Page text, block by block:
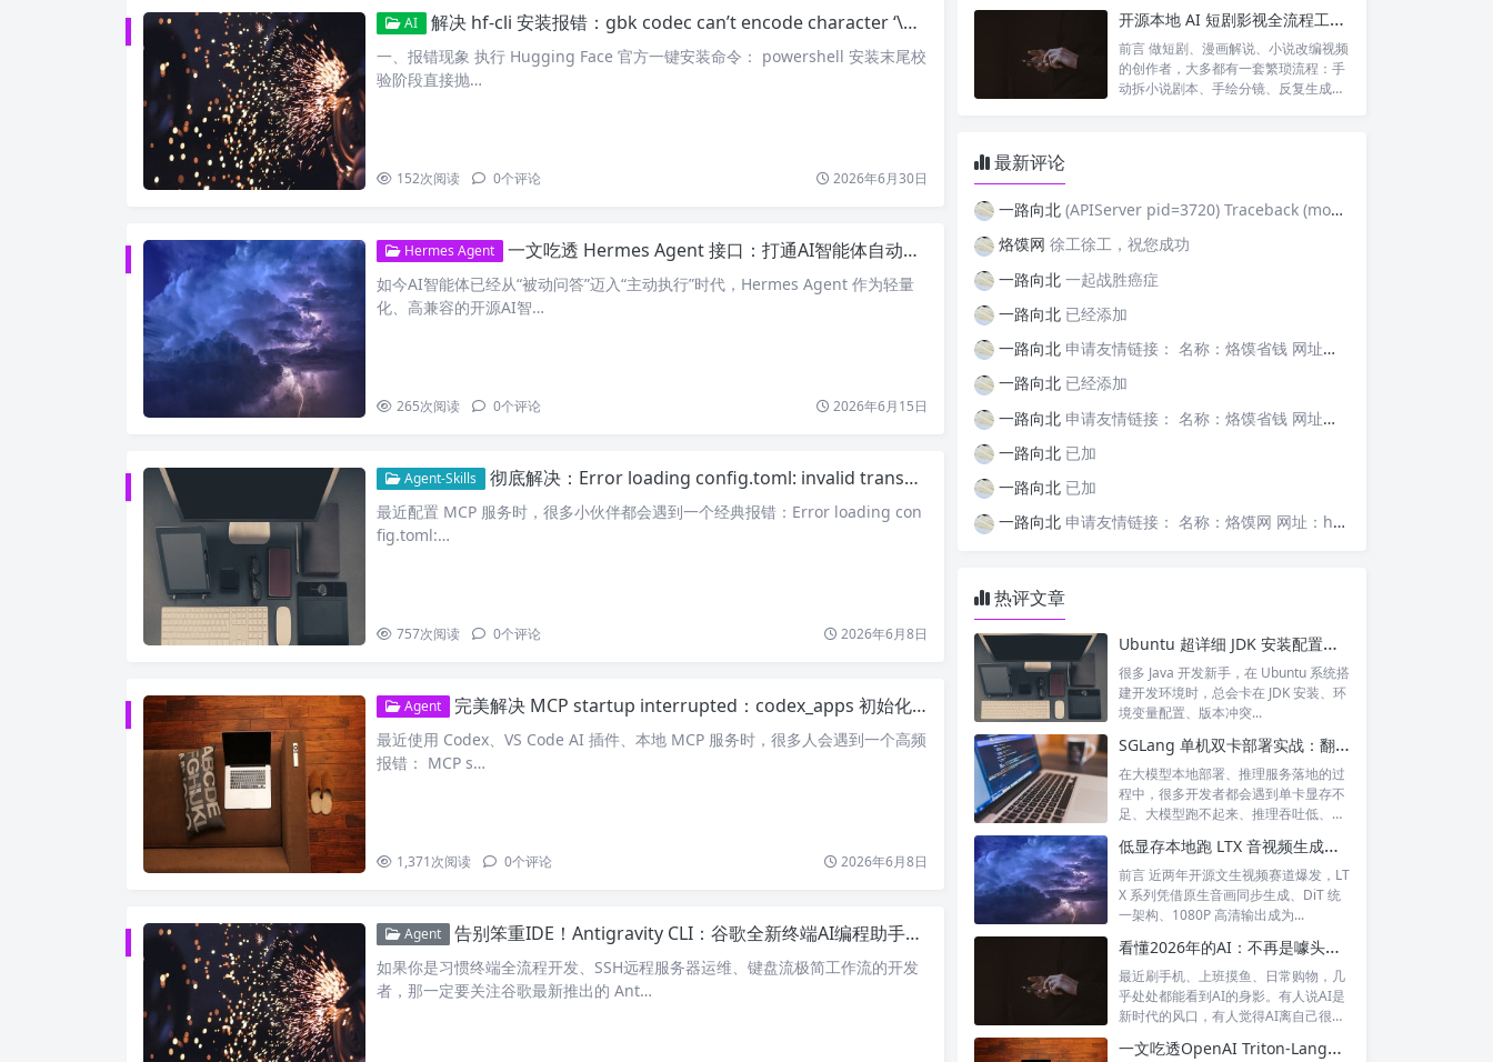
AI 解决 hf-cli 安装报错：gbk codec can’t encode character ‘\u2713’ 编码异常完整修复指南
一、报错现象 执行 Hugging Face 官方一键安装命令： powershell 安装末尾校
验阶段直接抛…
152次阅读 0个评论 2026年6月30日
Hermes Agent 一文吃透 Hermes Agent 接口：打通AI智能体自动化调用全链路
如今AI智能体已经从“被动问答”迈入“主动执行”时代，Hermes Agent 作为轻量
化、高兼容的开源AI智…
265次阅读 0个评论 2026年6月15日
Agent-Skills 彻底解决：Error loading config.toml: invalid transport in mcp_servers.codex_apps
最近配置 MCP 服务时，很多小伙伴都会遇到一个经典报错：Error loading con
fig.toml:…
757次阅读 0个评论 2026年6月8日
Agent 完美解决 MCP startup interrupted：codex_apps 初始化失败报错
最近使用 Codex、VS Code AI 插件、本地 MCP 服务时，很多人会遇到一个高频
报错： MCP s…
1,371次阅读 0个评论 2026年6月8日
Agent 告别笨重IDE！Antigravity CLI：谷歌全新终端AI编程助手，替代Gemini CLI重磅登场
如果你是习惯终端全流程开发、SSH远程服务器运维、键盘流极简工作流的开发
者，那一定要关注谷歌最新推出的 Ant…
开源本地 AI 短剧影视全流程工具｜waoowaoo 完整测评，小说一键生成成片
前言 做短剧、漫画解说、小说改编视频
的创作者，大多都有一套繁琐流程：手
动拆小说剧本、手绘分镜、反复生成统
最新评论
一路向北 (APIServer pid=3720) Traceback (most recent
烙馍网 徐工徐工，祝您成功
一路向北 一起战胜癌症
一路向北 已经添加
一路向北 申请友情链接： 名称：烙馍省钱 网址：https://tb-m.luomor.com/ 已添加文心AIGC
一路向北 已经添加
一路向北 申请友情链接： 名称：烙馍省钱 网址：https://tb-m.luomor.com/ 已添加烙馍网
一路向北 已加
一路向北 已加
一路向北 申请友情链接： 名称：烙馍网 网址：https://www.luomor.com/ 已添加文心AIGC
热评文章
Ubuntu 超详细 JDK 安装配置教程（零基础一键搞定）
很多 Java 开发新手，在 Ubuntu 系统搭
建开发环境时，总会卡在 JDK 安装、环
境变量配置、版本冲突...
SGLang 单机双卡部署实战：翻倍显存、提速大模型推理
在大模型本地部署、推理服务落地的过
程中，很多开发者都会遇到单卡显存不
足、大模型跑不起来、推理吞吐低、延
低显存本地跑 LTX 音视频生成！rockapaper LTX-2.3-Distilled FP8 蒸馏模型全解析
前言 近两年开源文生视频赛道爆发，LT
X 系列凭借原生音画同步生成、DiT 统
一架构、1080P 高清输出成为...
看懂2026年的AI：不再是噱头，而是融入日常的智能伙伴
最近刷手机、上班摸鱼、日常购物，几
乎处处都能看到AI的身影。有人说AI是
新时代的风口，有人觉得AI离自己很
一文吃透OpenAI Triton-Lang：高性能GPU内核极简开发神器